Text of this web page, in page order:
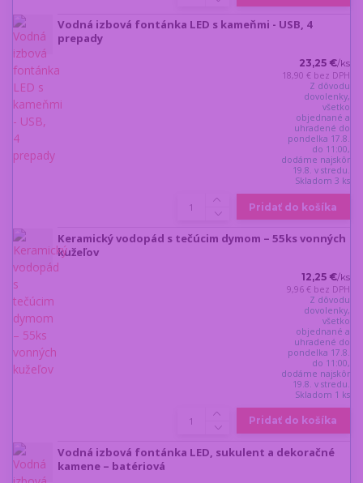
Vodná izbová fontánka LED s kameňmi - USB, 4
prepady
23,25 €/ks
18,90 € bez DPH
Z dôvodu
dovolenky,
všetko
objednané a
uhradené do
pondelka 17.8.
do 11:00,
dodáme najskôr
19.8. v stredu.
Skladom 3 ks
Pridať do košíka
Keramický vodopád s tečúcim dymom – 55ks vonných
kužeľov
12,25 €/ks
9,96 € bez DPH
Z dôvodu
dovolenky,
všetko
objednané a
uhradené do
pondelka 17.8.
do 11:00,
dodáme najskôr
19.8. v stredu.
Skladom 1 ks
Pridať do košíka
Vodná izbová fontánka LED, sukulent a dekoračné
kamene – batériová